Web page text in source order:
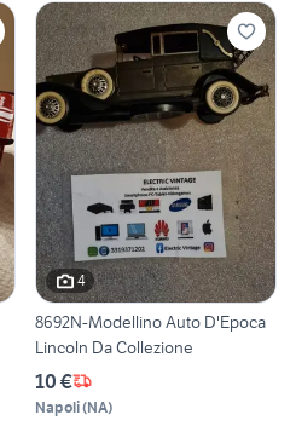
4
8692N-Modellino Auto D'Epoca
Lincoln Da Collezione
10 €
Napoli(NA)